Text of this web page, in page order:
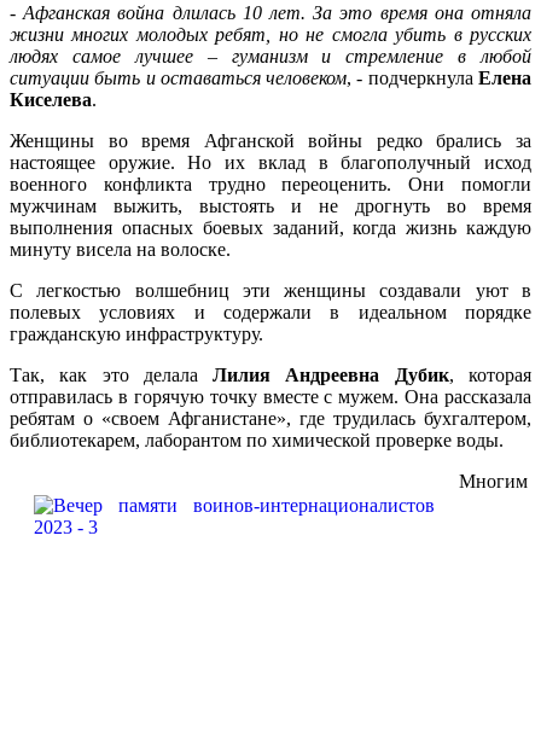
-Афганская война длилась 10 лет. За это время она отняла
жизни многих молодых ребят, но не смогла убить в русских
людях самое лучшее – гуманизм и стремление в любой
ситуации быть и оставаться человеком, - подчеркнулаЕлена
Киселева.
Женщины во время Афганской войны редко брались за
настоящее оружие. Но их вклад в благополучный исход
военного конфликта трудно переоценить. Они помогли
мужчинам выжить, выстоять и не дрогнуть во время
выполнения опасных боевых заданий, когда жизнь каждую
минуту висела на волоске.
С легкостью волшебниц эти женщины создавали уют в
полевых условиях и содержали в идеальном порядке
гражданскую инфраструктуру.
Так, как это делалаЛилия Андреевна Дубик, которая
отправилась в горячую точку вместе с мужем. Она рассказала
ребятам о «своем Афганистане», где трудилась бухгалтером,
библиотекарем, лаборантом по химической проверке воды.
Многим